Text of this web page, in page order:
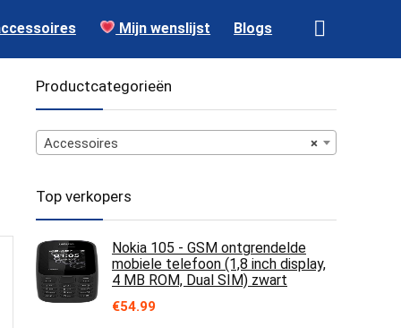
Mijn wenslijst Blogs
Productcategorieën
×
Accessoires
Top verkopers
Nokia 105 - GSM ontgrendelde
mobiele telefoon (1,8 inch display,
4 MB ROM, Dual SIM) zwart
€54.99